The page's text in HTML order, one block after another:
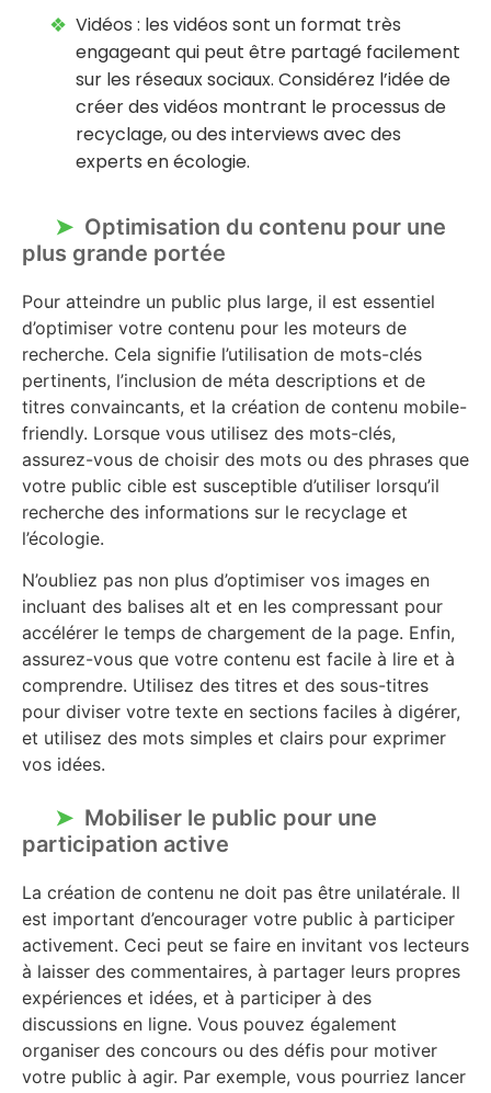
Vidéos : les vidéos sont un format très
engageant qui peut être partagé facilement
sur les réseaux sociaux. Considérez l’idée de
créer des vidéos montrant le processus de
recyclage, ou des interviews avec des
experts en écologie.
Optimisation du contenu pour une
plus grande portée
Pour atteindre un public plus large, il est essentiel
d’optimiser votre contenu pour les moteurs de
recherche. Cela signifie l’utilisation de mots-clés
pertinents, l’inclusion de méta descriptions et de
titres convaincants, et la création de contenu mobile-
friendly. Lorsque vous utilisez des mots-clés,
assurez-vous de choisir des mots ou des phrases que
votre public cible est susceptible d’utiliser lorsqu’il
recherche des informations sur le recyclage et
l’écologie.
N’oubliez pas non plus d’optimiser vos images en
incluant des balises alt et en les compressant pour
accélérer le temps de chargement de la page. Enfin,
assurez-vous que votre contenu est facile à lire et à
comprendre. Utilisez des titres et des sous-titres
pour diviser votre texte en sections faciles à digérer,
et utilisez des mots simples et clairs pour exprimer
vos idées.
Mobiliser le public pour une
participation active
La création de contenu ne doit pas être unilatérale. Il
est important d’encourager votre public à participer
activement. Ceci peut se faire en invitant vos lecteurs
à laisser des commentaires, à partager leurs propres
expériences et idées, et à participer à des
discussions en ligne. Vous pouvez également
organiser des concours ou des défis pour motiver
votre public à agir. Par exemple, vous pourriez lancer